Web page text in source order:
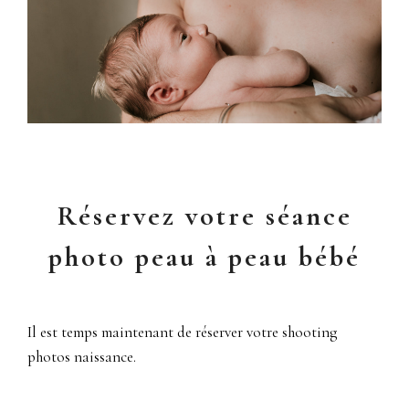
Réservez votre séance
photo peau à peau bébé
Il est temps maintenant de réserver votre shooting
photos naissance.